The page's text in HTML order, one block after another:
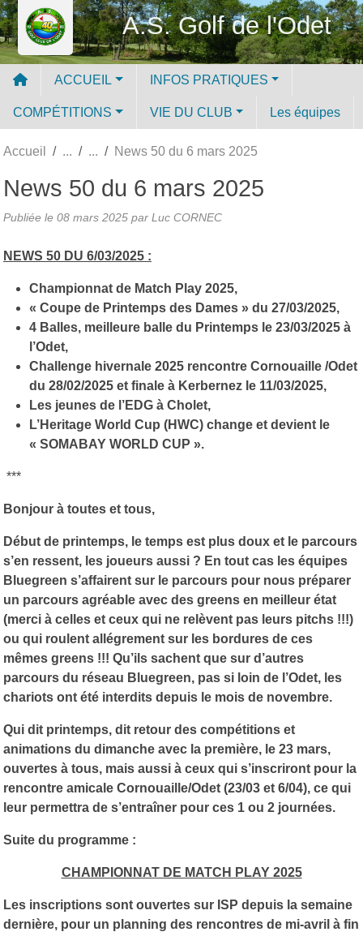
A.S. Golf de l'Odet
ACCUEIL INFOS PRATIQUES
COMPÉTITIONS VIE DU CLUB Les équipes
Accueil News 50 du 6 mars 2025
News 50 du 6 mars 2025
Publiée le 08 mars 2025 par Luc CORNEC
NEWS 50 DU 6/03/2025 :
Championnat de Match Play 2025,
« Coupe de Printemps des Dames » du 27/03/2025,
4 Balles, meilleure balle du Printemps le 23/03/2025 à
l’Odet,
Challenge hivernale 2025 rencontre Cornouaille /Odet
du 28/02/2025 et finale à Kerbernez le 11/03/2025,
Les jeunes de l’EDG à Cholet,
L’Heritage World Cup (HWC) change et devient le
« SOMABAY WORLD CUP ».
***
Bonjour à toutes et tous,
Début de printemps, le temps est plus doux et le parcours
s’en ressent, les joueurs aussi ? En tout cas les équipes
Bluegreen s’affairent sur le parcours pour nous préparer
un parcours agréable avec des greens en meilleur état
(merci à celles et ceux qui ne relèvent pas leurs pitchs !!!)
ou qui roulent allégrement sur les bordures de ces
mêmes greens !!! Qu’ils sachent que sur d’autres
parcours du réseau Bluegreen, pas si loin de l’Odet, les
chariots ont été interdits depuis le mois de novembre.
Qui dit printemps, dit retour des compétitions et
animations du dimanche avec la première, le 23 mars,
ouvertes à tous, mais aussi à ceux qui s’inscriront pour la
rencontre amicale Cornouaille/Odet (23/03 et 6/04), ce qui
leur permettra de s’entraîner pour ces 1 ou 2 journées.
Suite du programme :
CHAMPIONNAT DE MATCH PLAY 2025
Les inscriptions sont ouvertes sur ISP depuis la semaine
dernière, pour un planning des rencontres de mi-avril à fin
Panneau de gestion des cookies